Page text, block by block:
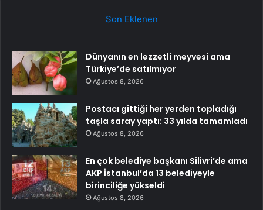
Son Eklenen
Dünyanın en lezzetli meyvesi ama
Türkiye’de satılmıyor
Ağustos 8, 2026
Postacı gittiği her yerden topladığı
taşla saray yaptı: 33 yılda tamamladı
Ağustos 8, 2026
En çok belediye başkanı Silivri’de ama
AKP İstanbul’da 13 belediyeyle
birinciliğe yükseldi
Ağustos 8, 2026